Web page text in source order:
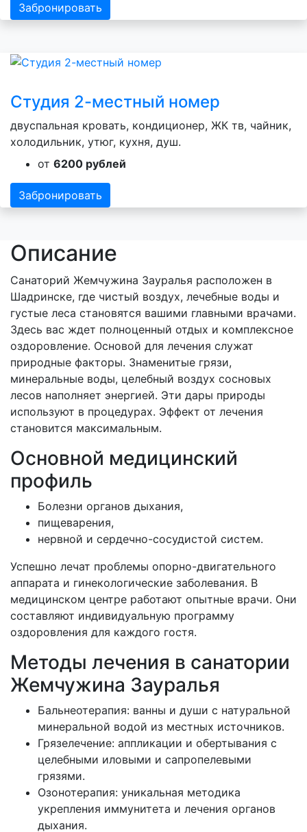
Забронировать
Студия 2-местный номер
двуспальная кровать, кондиционер, ЖК тв, чайник,
холодильник, утюг, кухня, душ.
от 6200 рублей
Забронировать
Описание
Санаторий Жемчужина Зауралья расположен в
Шадринске, где чистый воздух, лечебные воды и
густые леса становятся вашими главными врачами.
Здесь вас ждет полноценный отдых и комплексное
оздоровление. Основой для лечения служат
природные факторы. Знаменитые грязи,
минеральные воды, целебный воздух сосновых
лесов наполняет энергией. Эти дары природы
используют в процедурах. Эффект от лечения
становится максимальным.
Основной медицинский
профиль
Болезни органов дыхания,
пищеварения,
нервной и сердечно-сосудистой систем.
Успешно лечат проблемы опорно-двигательного
аппарата и гинекологические заболевания. В
медицинском центре работают опытные врачи. Они
составляют индивидуальную программу
оздоровления для каждого гостя.
Методы лечения в санатории
Жемчужина Зауралья
Бальнеотерапия: ванны и души с натуральной
минеральной водой из местных источников.
Грязелечение: аппликации и обертывания с
целебными иловыми и сапропелевыми
грязями.
Озонотерапия: уникальная методика
укрепления иммунитета и лечения органов
дыхания.